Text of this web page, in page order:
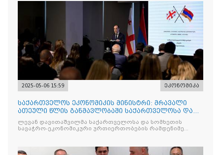
2025-05-06 15:59 ეკონომიკა
საქართველოს ეკონომიკის მინისტრი: მრავალი
ათეული წლის განმავლობაში საქართველოსა და
სომხეთს შორის მეგო
ლევან დავითაშვილმა საქართველოსა და სომხეთის
სავაჭრო-ეკონომიკური ურთიერთობების რამდენიმე